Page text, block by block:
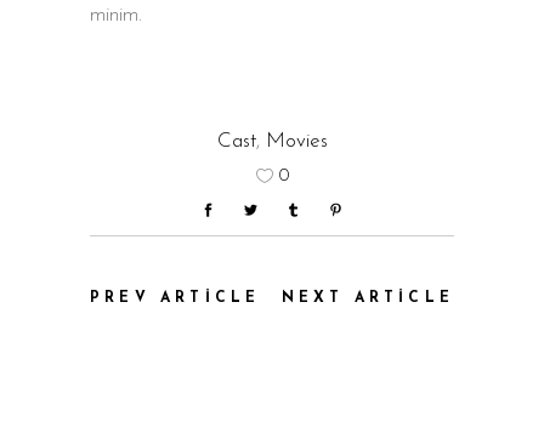
minim.
Cast, Movies
0
PREV ARTICLE NEXT ARTICLE